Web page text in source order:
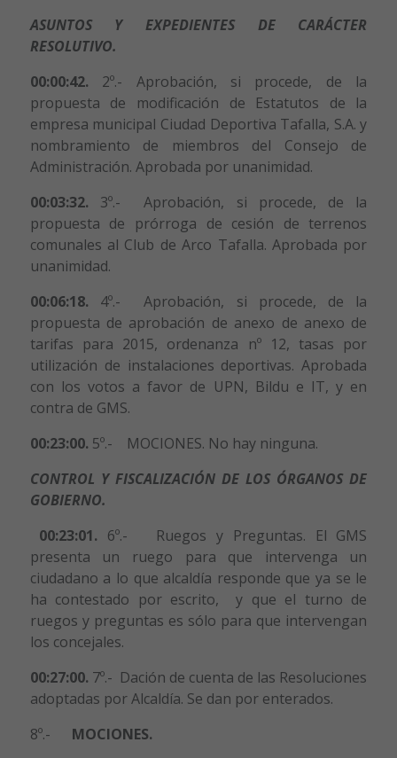
ASUNTOS Y EXPEDIENTES DE CARÁCTER
RESOLUTIVO.
00:00:42. 2º.- Aprobación, si procede, de la
propuesta de modificación de Estatutos de la
empresa municipal Ciudad Deportiva Tafalla, S.A. y
nombramiento de miembros del Consejo de
Administración. Aprobada por unanimidad.
00:03:32. 3º.- Aprobación, si procede, de la
propuesta de prórroga de cesión de terrenos
comunales al Club de Arco Tafalla. Aprobada por
unanimidad.
00:06:18. 4º.- Aprobación, si procede, de la
propuesta de aprobación de anexo de anexo de
tarifas para 2015, ordenanza nº 12, tasas por
utilización de instalaciones deportivas. Aprobada
con los votos a favor de UPN, Bildu e IT, y en
contra de GMS.
00:23:00. 5º.- MOCIONES. No hay ninguna.
CONTROL Y FISCALIZACIÓN DE LOS ÓRGANOS DE
GOBIERNO.
00:23:01. 6º.- Ruegos y Preguntas. El GMS
presenta un ruego para que intervenga un
ciudadano a lo que alcaldía responde que ya se le
ha contestado por escrito, y que el turno de
ruegos y preguntas es sólo para que intervengan
los concejales.
00:27:00. 7º.- Dación de cuenta de las Resoluciones
adoptadas por Alcaldía. Se dan por enterados.
8º.-
MOCIONES.